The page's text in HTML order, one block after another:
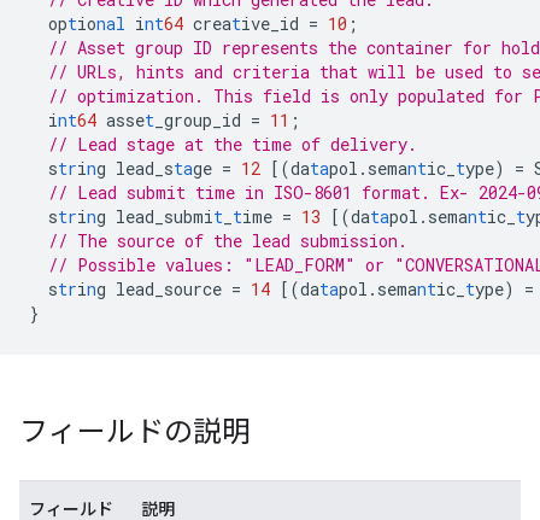
optional int64 creative_id = 10 ;
// Asset group ID represents the container for
// URLs, hints and criteria that will be used to
// optimization. This field is only populated for
int64 asset _group_id = 11 ;
// Lead stage at the time of delivery.
string lead_stage = 12 [ (datapol.semantic_ type) =
// Lead submit time in ISO-8601 format. Ex- 2024-
string lead_submit time = 13 [ (datapol.semantic_ t
// The source of the lead submission.
// Possible values: "LEAD_FORM" or
string lead_source = 14 [ (datapol.semantic_ type)
=
}
フィールドの説明
フィールド 説明